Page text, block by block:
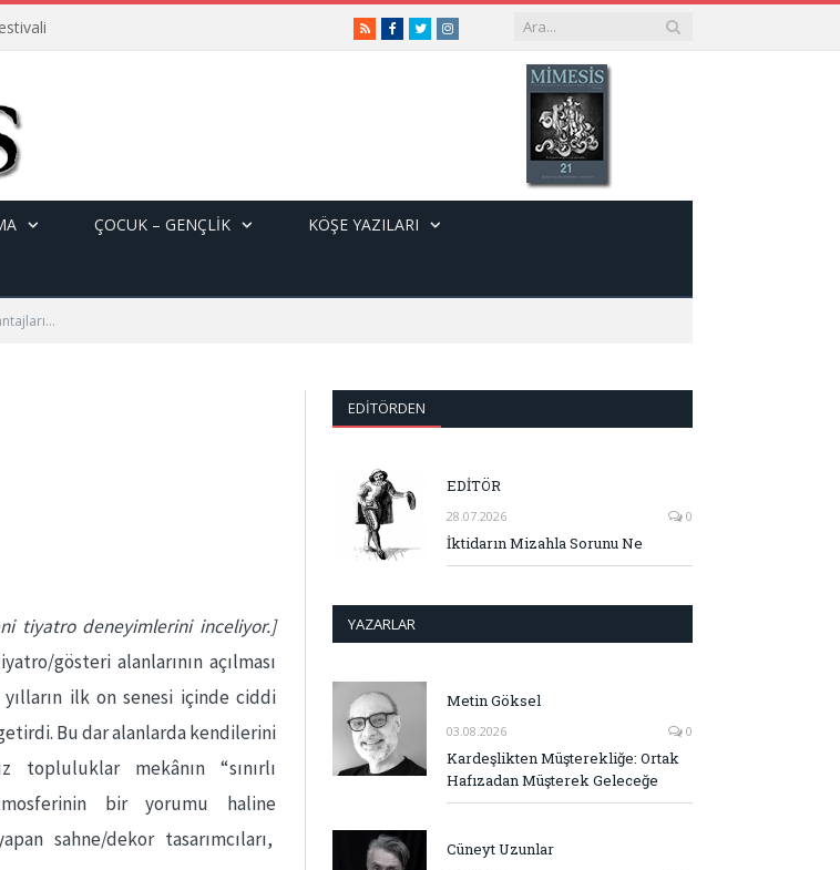
RSSFacebook
TwitterInstagram
ÇOCUK – GENÇLIK KÖŞE YAZILARI
tiyatro deneyimlerini inceliyor.]
gösteri alanlarının açılması
ilk on senesi içinde ciddi
Bu dar alanlarda kendilerini
topluluklar mekânın “sınırlı
bir yorumu haline
sahne/dekor tasarımcıları,
EDITÖRDEN
EDİTÖR
28.07.2026 0
İktidarın Mizahla Sorunu Ne
YAZARLAR
Metin Göksel
03.08.2026 0
Kardeşlikten Müşterekliğe: Ortak
Hafızadan Müşterek Geleceğe
Cüneyt Uzunlar